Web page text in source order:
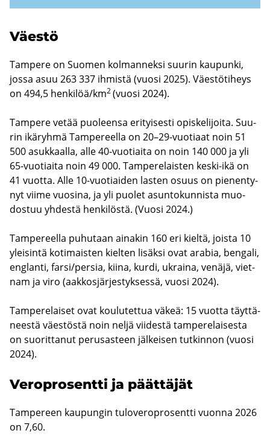
Väes­tö
Tam­pe­re on Suo­men kol­man­nek­si suu­rin kau­pun­ki,
jossa asuu 263 337 ih­mis­tä (vuosi 2025). Väes­tö­ti­heys
on 494,5 hen­ki­löä/km2(vuosi 2024).
Tam­pe­re vetää puo­leen­sa eri­tyi­ses­ti opis­ke­li­joi­ta. Suu­
rin ikä­ryh­mä Tam­pe­reel­la on 20–29-​vuotiaat noin 51
500 asuk­kaal­la, alle 40-​vuotiaita on noin 140 000 ja yli
65-​vuotiaita noin 49 000. Tam­pe­re­lais­ten keski-​ikä on
41 vuot­ta. Alle 10-​vuotiaiden las­ten osuus on pie­nen­ty­
nyt viime vuo­si­na, ja yli puo­let asun­to­kun­nis­ta muo­
dos­tuu yh­des­tä hen­ki­lös­tä. (Vuosi 2024.)
Tam­pe­reel­la pu­hu­taan ai­na­kin 160 eri kiel­tä, jois­ta 10
ylei­sin­tä ko­ti­mais­ten kiel­ten li­säk­si ovat ara­bia, ben­ga­li,
englan­ti, farsi/per­sia, kiina, kurdi, ukrai­na, ve­nä­jä, viet­
nam ja viro (aak­kos­jär­jes­tyk­ses­sä, vuosi 2024).
Tam­pe­re­lai­set ovat kou­lu­tet­tua väkeä: 15 vuot­ta täyt­tä­
nees­tä väes­tös­tä noin neljä vii­des­tä tam­pe­re­lai­ses­ta
on suo­rit­ta­nut pe­rus­as­teen jäl­kei­sen tut­kin­non (vuosi
2024).
Ve­ro­pro­sent­ti ja päät­tä­jät
Tam­pe­reen kau­pun­gin tu­lo­ve­ro­pro­sent­ti vuon­na 2026
on 7,60.